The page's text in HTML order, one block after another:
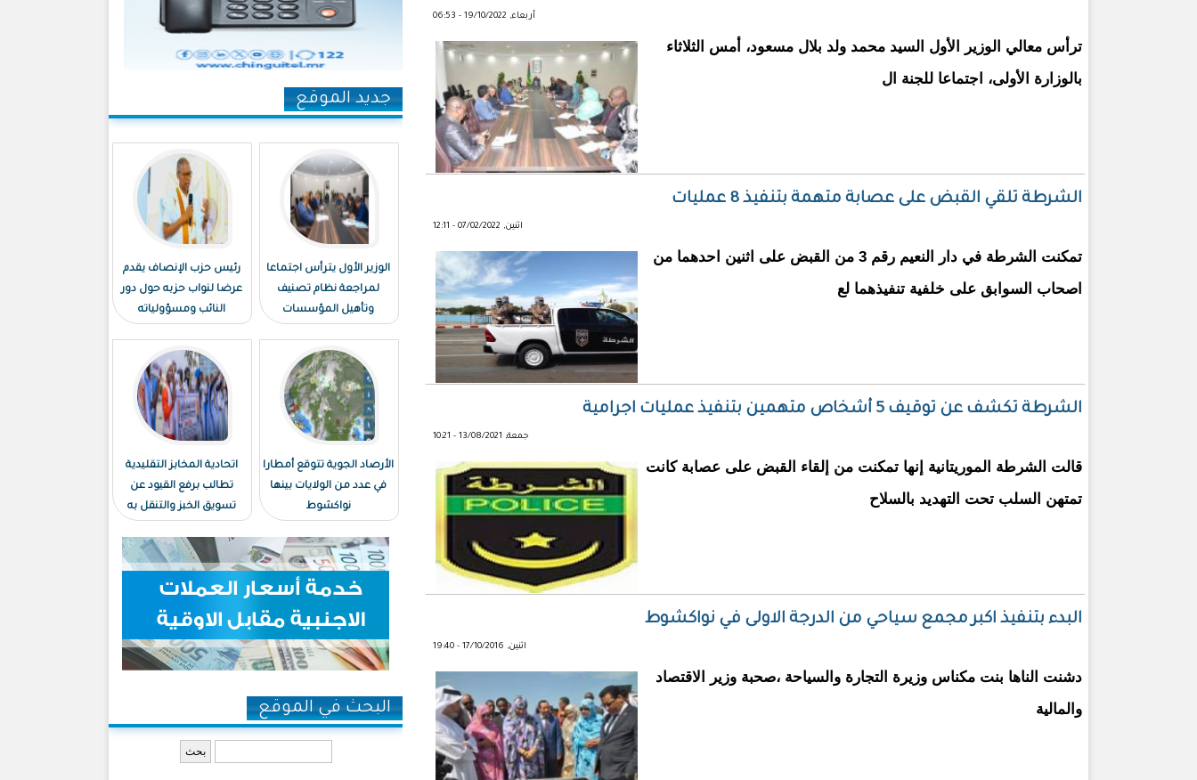
أربعاء, 19/10/2022 - 06:53
ترأس معالي الوزير الأول السيد محمد ولد بلال مسعود، أمس الثلاثاء
بالوزارة الأولى، اجتماعا للجنة ال
الشرطة تلقي القبض على عصابة متهمة بتنفيذ 8 عمليات
اثنين, 07/02/2022 - 12:11
تمكنت الشرطة في دار النعيم رقم 3 من القبض على اثنين احدهما من
اصحاب السوابق على خلفية تنفيذهما لع
الشرطة تكشف عن توقيف 5 أشخاص متهمين بتنفيذ عمليات اجرامية
جمعة, 13/08/2021 - 10:21
قالت الشرطة الموريتانية إنها تمكنت من إلقاء القبض على عصابة كانت
تمتهن السلب تحت التهديد بالسلاح
البدء بتنفيذ اكبر مجمع سياحي من الدرجة الاولى في نواكشوط
اثنين, 17/10/2016 - 19:40
دشنت الناها بنت مكناس وزيرة التجارة والسياحة ،صحبة وزير الاقتصاد
والمالية
جديد الموقع
الوزير الأول يترأس اجتماعا
لمراجعة نظام تصنيف
وتأهيل المؤسسات
رئيس حزب الإنصاف يقدم
عرضا لنواب حزبه حول دور
النائب ومسؤولياته
الأرصاد الجوية تتوقع أمطارا
في عدد من الولايات بينها
نواكشوط
اتحادية المخابز التقليدية
تطالب برفع القيود عن
تسويق الخبز والتنقل به
البحث في الموقع